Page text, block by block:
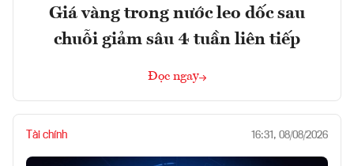
Giá vàng trong nước leo dốc sau
chuỗi giảm sâu 4 tuần liên tiếp
Đọc ngay
Tài chính 16:31, 08/08/2026